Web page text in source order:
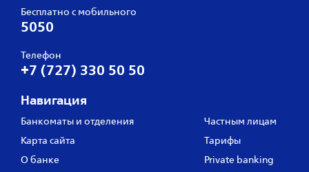
Бесплатно с мобильного
5050
Телефон
+7 (727) 330 50 50
Навигация
Банкоматы и отделения
Карта сайта
О банке
Частным лицам
Тарифы
Private banking